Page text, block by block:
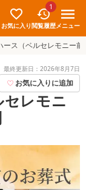
お気に入り
1
閲覧履歴メニュー
ース（ベルセレモニー前
最終更新日： 2026年8月7日
お気に入りに追加
レモニ